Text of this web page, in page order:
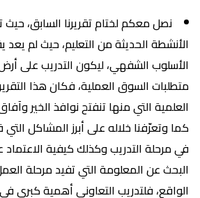
نصل معكم لختام تقريرنا السابق، حيث
الأنشطة الحديثة من التعليم، حيث لم يعد
الأسلوب الشفهي، ليكون التدريب على
متطلبات السوق العملية، فكان هذا
العلمية التي منها تنفتح نوافذ الخير
كما وتعرّفنا خلاله على أبرز المشاكل
في مرحلة التدريب وكذلك كيفية
البحث عن المعلومة التي تفيد مرحلة
الواقع، فلتدريب التعاوني أهمية كبرى